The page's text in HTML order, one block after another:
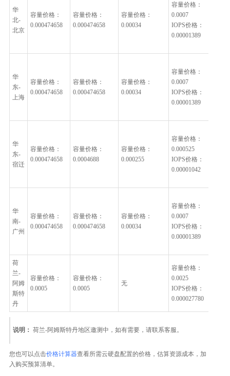
华
北-
北京
容量价格：
0.000474658
容量价格：
0.000474658
容量价格：
0.00034
容量价格：
0.0007
IOPS价格：
0.00001389
华
东-
上海
容量价格：
0.000474658
容量价格：
0.000474658
容量价格：
0.00034
容量价格：
0.0007
IOPS价格：
0.00001389
华
东-
宿迁
容量价格：
0.000474658
容量价格：
0.0004688
容量价格：
0.000255
容量价格：
0.000525
IOPS价格：
0.00001042
华
南-
广州
容量价格：
0.000474658
容量价格：
0.000474658
容量价格：
0.00034
容量价格：
0.0007
IOPS价格：
0.00001389
荷
兰-
阿姆
斯特
丹
容量价格：
0.0005
容量价格：
0.0005
无
容量价格：
0.0025
IOPS价格：
0.000027780
说明： 荷兰-阿姆斯特丹地区邀测中，如有需要，请联系客服。
您也可以点击价格计算器查看所需云硬盘配置的价格，估算资源成本，加
入购买预算清单。